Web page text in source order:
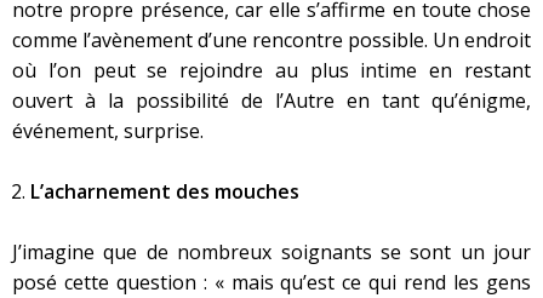
notre propre présence, car elle s’affirme en toute chose
comme l’avènement d’une rencontre possible. Un endroit
où l’on peut se rejoindre au plus intime en restant
ouvert à la possibilité de l’Autre en tant qu’énigme,
événement, surprise.
L’acharnement des mouches
J’imagine que de nombreux soignants se sont un jour
posé cette question : « mais qu’est ce qui rend les gens